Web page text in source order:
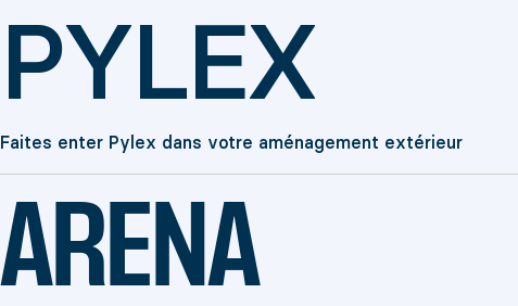
PYLEX
Faites enter Pylex dans votre aménagement extérieur
ARENA